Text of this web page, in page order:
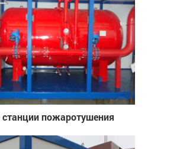
пожаротушения